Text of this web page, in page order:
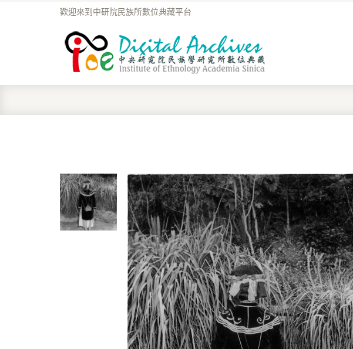
歡迎來到中研院民族所數位典藏平台